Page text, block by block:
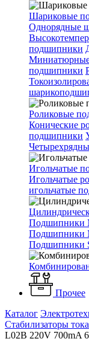
Шариковые
Однорядные
подшипники
подшипники
Роликовые
Конические
подшипники
Игольчатые
Игольчатые
игольчатые
Подшипники
Подшипники
Подшипники
Прочее
Каталог
Стабилизаторы тока
L02B 220V 700mA